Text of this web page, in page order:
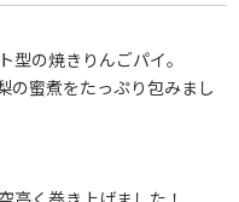
型の焼きりんごパイ。
の蜜煮をたっぷり包みまし